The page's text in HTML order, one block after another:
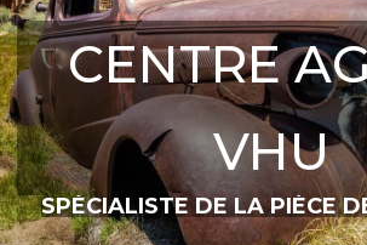
CENTRE
VHU
SPÉCIALISTE DE LA PIÈCE